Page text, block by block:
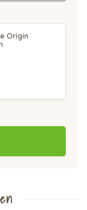
Origin